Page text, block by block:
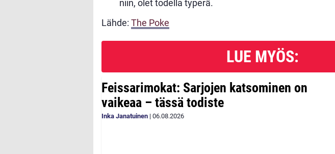
niin, olet todella typerä.
Lähde: The Poke
LUE MYÖS:
Feissarimokat: Sarjojen katsominen on
vaikeaa – tässä todiste
Inka Janatuinen | 06.08.2026